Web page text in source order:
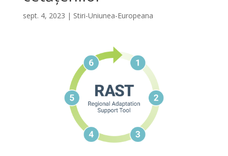
sept. 4, 2023 | Stiri-Uniunea-Europeana